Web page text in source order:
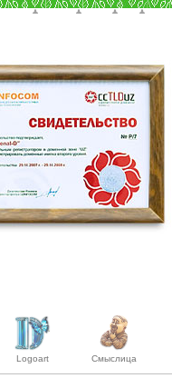
Logoart Смыслица